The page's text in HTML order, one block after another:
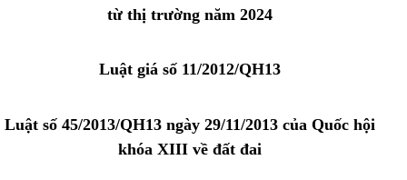
từ thị trường năm 2024
Luật giá số 11/2012/QH13
Luật số 45/2013/QH13 ngày 29/11/2013 của Quốc hội
khóa XIII về đất đai